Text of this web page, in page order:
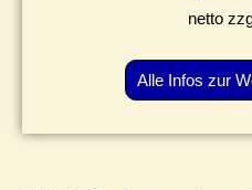
netto
Alle Infos zur